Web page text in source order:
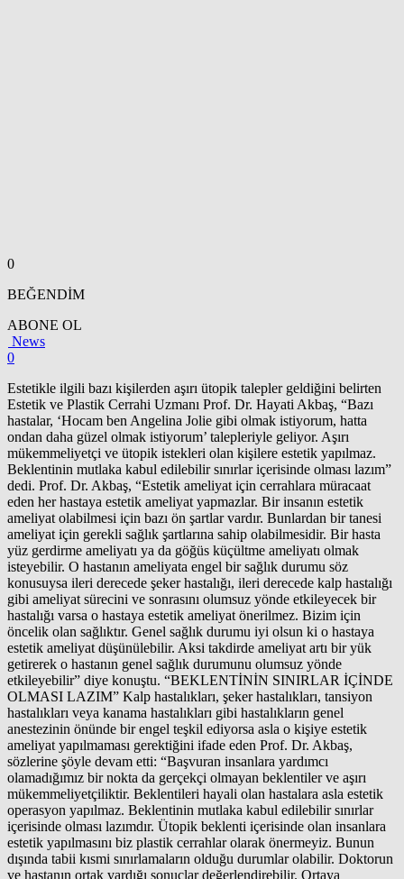
0
BEĞENDİM
ABONE OL
News
0
Estetikle ilgili bazı kişilerden aşırı ütopik talepler geldiğini belirten
Estetik ve Plastik Cerrahi Uzmanı Prof. Dr. Hayati Akbaş, “Bazı
hastalar, ‘Hocam ben Angelina Jolie gibi olmak istiyorum, hatta
ondan daha güzel olmak istiyorum’ talepleriyle geliyor. Aşırı
mükemmeliyetçi ve ütopik istekleri olan kişilere estetik yapılmaz.
Beklentinin mutlaka kabul edilebilir sınırlar içerisinde olması lazım”
dedi. Prof. Dr. Akbaş, “Estetik ameliyat için cerrahlara müracaat
eden her hastaya estetik ameliyat yapmazlar. Bir insanın estetik
ameliyat olabilmesi için bazı ön şartlar vardır. Bunlardan bir tanesi
ameliyat için gerekli sağlık şartlarına sahip olabilmesidir. Bir hasta
yüz gerdirme ameliyatı ya da göğüs küçültme ameliyatı olmak
isteyebilir. O hastanın ameliyata engel bir sağlık durumu söz
konusuysa ileri derecede şeker hastalığı, ileri derecede kalp hastalığı
gibi ameliyat sürecini ve sonrasını olumsuz yönde etkileyecek bir
hastalığı varsa o hastaya estetik ameliyat önerilmez. Bizim için
öncelik olan sağlıktır. Genel sağlık durumu iyi olsun ki o hastaya
estetik ameliyat düşünülebilir. Aksi takdirde ameliyat artı bir yük
getirerek o hastanın genel sağlık durumunu olumsuz yönde
etkileyebilir” diye konuştu. “BEKLENTİNİN SINIRLAR İÇİNDE
OLMASI LAZIM” Kalp hastalıkları, şeker hastalıkları, tansiyon
hastalıkları veya kanama hastalıkları gibi hastalıkların genel
anestezinin önünde bir engel teşkil ediyorsa asla o kişiye estetik
ameliyat yapılmaması gerektiğini ifade eden Prof. Dr. Akbaş,
sözlerine şöyle devam etti: “Başvuran insanlara yardımcı
olamadığımız bir nokta da gerçekçi olmayan beklentiler ve aşırı
mükemmeliyetçiliktir. Beklentileri hayali olan hastalara asla estetik
operasyon yapılmaz. Beklentinin mutlaka kabul edilebilir sınırlar
içerisinde olması lazımdır. Ütopik beklenti içerisinde olan insanlara
estetik yapılmasını biz plastik cerrahlar olarak önermeyiz. Bunun
dışında tabii kısmi sınırlamaların olduğu durumlar olabilir. Doktorun
ve hastanın ortak vardığı sonuçlar değerlendirebilir. Ortaya